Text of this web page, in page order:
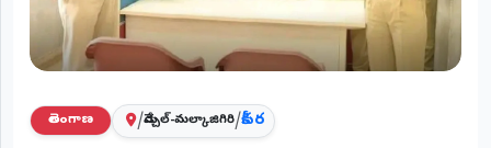
వార్తలు
(STATE)
తెలంగాణ
తెలంగాణ /మేడ్చల్-మల్కాజిగిరి/కీసర